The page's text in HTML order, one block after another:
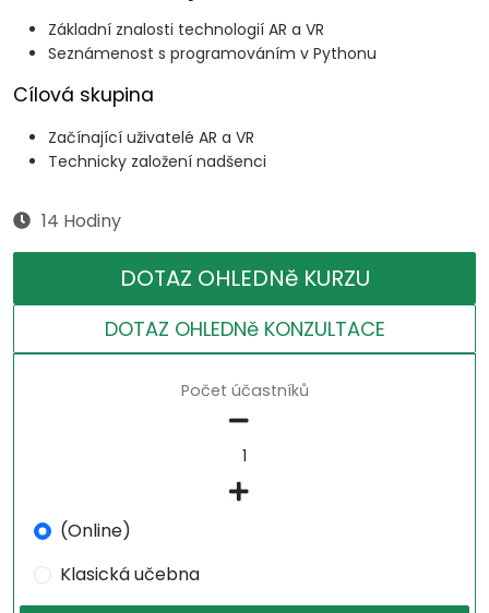
Základní znalosti technologií AR a VR
Seznámenost s programováním v Pythonu
Cílová skupina
Začínající uživatelé AR a VR
Technicky založení nadšenci
14 Hodiny
DOTAZ OHLEDNě KURZU
DOTAZ OHLEDNě KONZULTACE
Počet účastníků
(Online)
Klasická učebna